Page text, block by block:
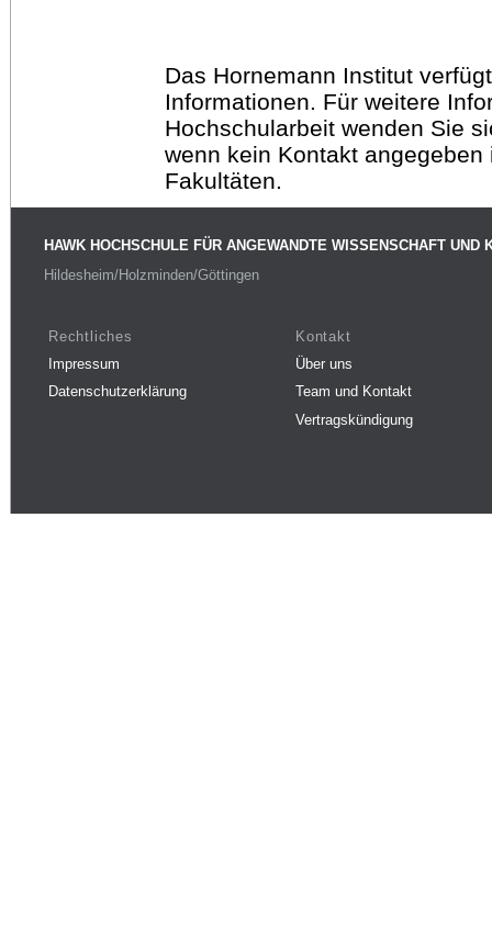
Das Hornemann Institut
Informationen. Für weitere
Hochschularbeit wenden Sie
wenn kein Kontakt
Fakultäten.
HAWK HOCHSCHULE FÜR ANGEWANDTE WISSENSCHAFT UND
Hildesheim/Holzminden/Göttingen
Rechtliches
Impressum
Datenschutzerklärung
Kontakt
Über uns
Team und Kontakt
Vertragskündigung